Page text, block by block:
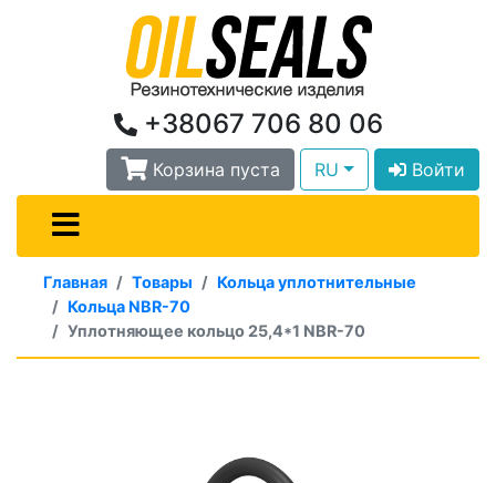
+38067 706 80 06
Корзина пуста RU Войти
Главная Товары
Кольца уплотнительные
Кольца NBR-70
Уплотняющее кольцо 25,4*1 NBR-70